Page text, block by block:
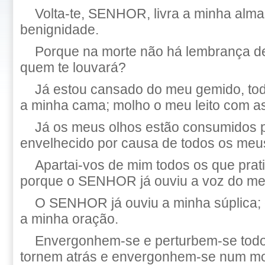
Volta-te, SENHOR, livra a minha
benignidade.
Porque na morte não há lembrança
quem te louvará?
Já estou cansado do meu gemido,
a minha cama; molho o meu leito com
Já os meus olhos estão consumidos
envelhecido por causa de todos os
Apartai-vos de mim todos os que
porque o SENHOR já ouviu a voz do
O SENHOR já ouviu a minha
a minha oração.
Envergonhem-se e perturbem-se
tornem atrás e envergonhem-se num